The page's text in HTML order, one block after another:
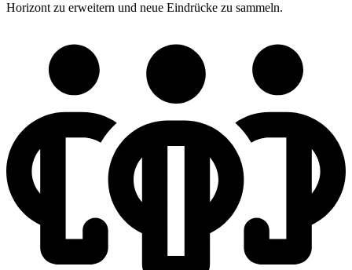
Horizont zu erweitern und neue Eindrücke zu sammeln.